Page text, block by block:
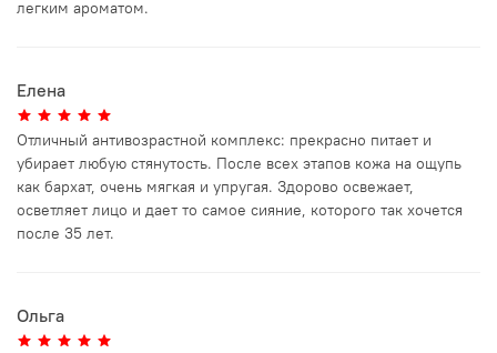
легким ароматом.
Елена
Отличный антивозрастной комплекс: прекрасно питает и
убирает любую стянутость. После всех этапов кожа на ощупь
как бархат, очень мягкая и упругая. Здорово освежает,
осветляет лицо и дает то самое сияние, которого так хочется
после 35 лет.
Ольга